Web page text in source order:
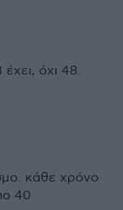
όχι 48.
κάθε χρόνο
40